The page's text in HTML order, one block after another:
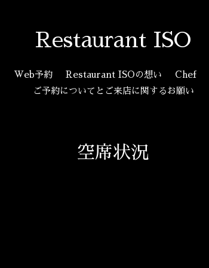
Restaurant ISO
Web予約 Restaurant ISOの想い Chef
ご予約についてとご来店に関するお願い
空席状況